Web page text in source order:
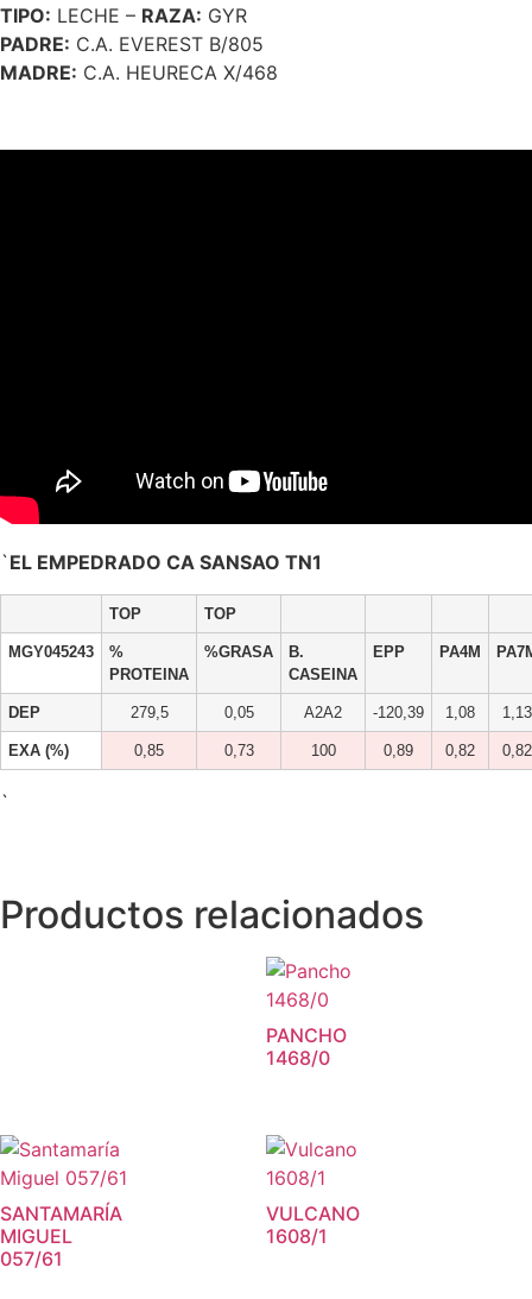
TIPO: LECHE – RAZA: GYR
PADRE: C.A. EVEREST B/805
MADRE: C.A. HEURECA X/468
`EL EMPEDRADO CA SANSAO TN1
TOP TOP
MGY045243
%
PROTEINA
%GRASA
B.
CASEINA
EPP PA4M
DEP 279,5 0,05 A2A2 -120,39 1,08 1,13
EXA (%) 0,85 0,73 100 0,89 0,82 0,82
`
Productos relacionados
PANCHO
1468/0
SANTAMARÍA
MIGUEL
057/61
VULCANO
1608/1